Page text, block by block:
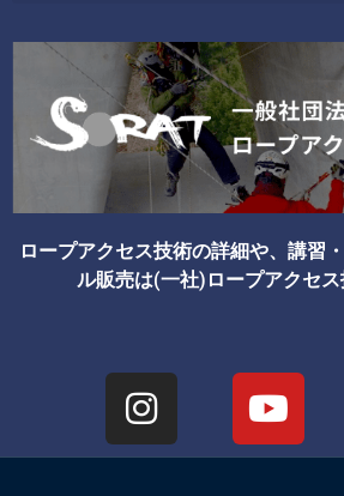
ロープアクセス技術の詳細や、講習
ル販売は(一社)ロープアクセ